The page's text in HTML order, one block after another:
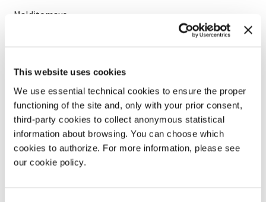
This website uses cookies
We use essential technical cookies to ensure the proper
functioning of the site and, only with your prior consent,
third-party cookies to collect anonymous statistical
information about browsing. You can choose which
cookies to authorize. For more information, please see
our cookie policy.
Malditomaus